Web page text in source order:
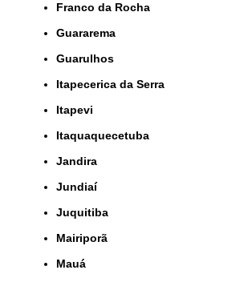
Franco da Rocha
Guararema
Guarulhos
Itapecerica da Serra
Itapevi
Itaquaquecetuba
Jandira
Jundiaí
Juquitiba
Mairiporã
Mauá